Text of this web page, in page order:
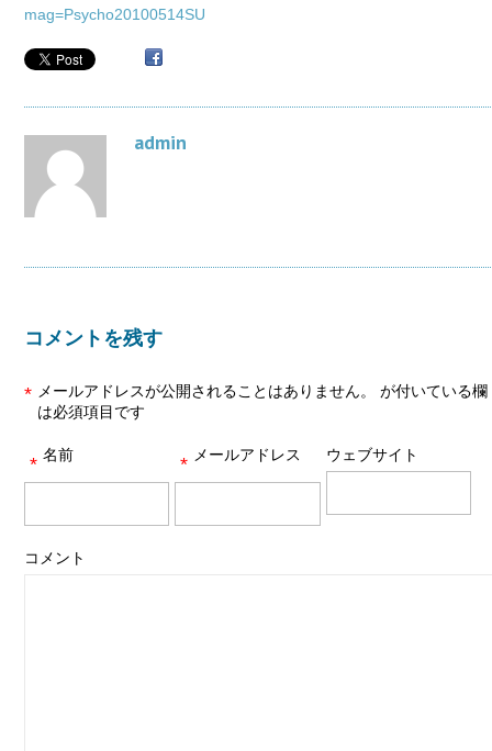
mag=Psycho20100514SU
admin
コメントを残す
メールアドレスが公開されることはありません。
*
が付いている欄
は必須項目です
名前
* メールアドレス
* ウェブサイト
コメント